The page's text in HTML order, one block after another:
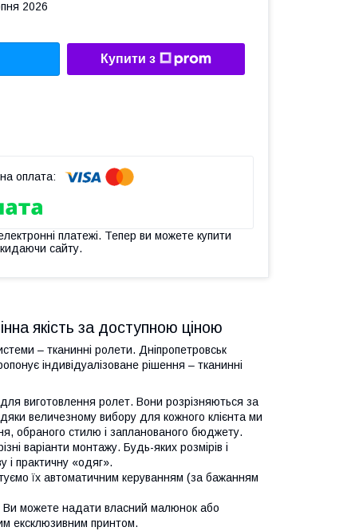
2026
Купити з
платежі. Тепер ви можете купити
сайту.
якість за доступною ціною
– тканинні ролети. Дніпропетровськ
індивідуалізоване рішення – тканинні
виготовлення ролет. Вони розрізняються за
величезному вибору для кожного клієнта ми
обраного стилю і запланованого бюджету.
варіанти монтажу. Будь-яких розмірів і
і практичну «одяг».
їх автоматичним керуванням (за бажанням
Ви можете надати власний малюнок або
ексклюзивним принтом.